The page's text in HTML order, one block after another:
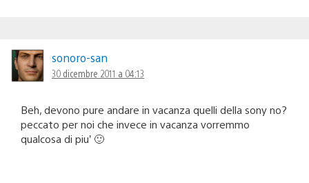
sonoro-san
30 dicembre 2011 a 04:13
Beh, devono pure andare in vacanza quelli della sony no?
peccato per noi che invece in vacanza vorremmo
qualcosa di piu’ 🙂